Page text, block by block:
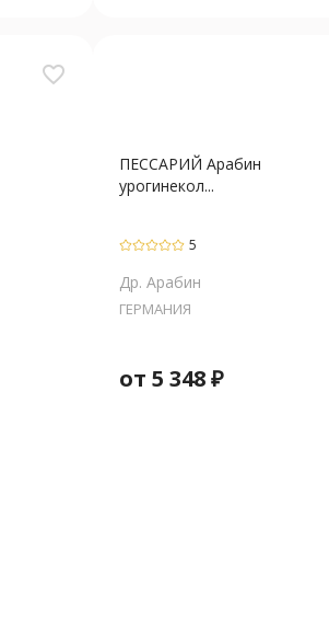
favorite_border
ПЕССАРИЙ Арабин
урогинекол...
5
Др. Арабин
ГЕРМАНИЯ
от 5 348₽